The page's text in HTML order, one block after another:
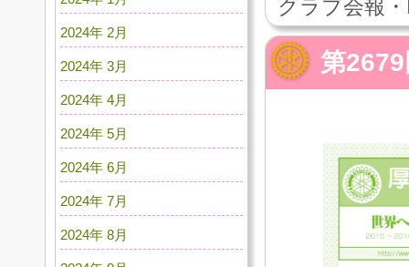
クラブ会報
第
2024年 2月
2024年 3月
2024年 4月
2024年 5月
2024年 6月
2024年 7月
2024年 8月